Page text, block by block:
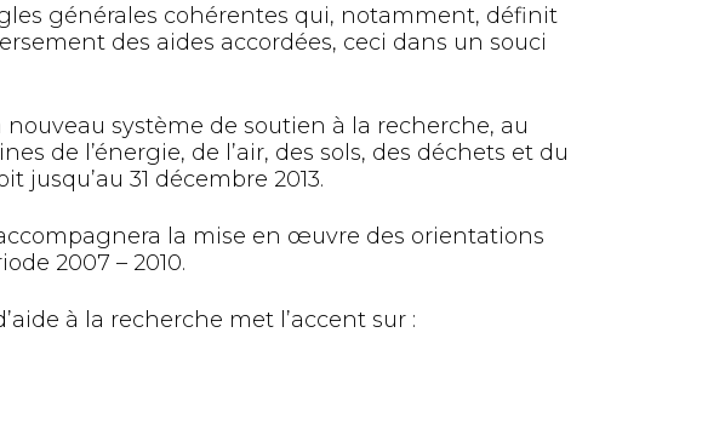
générales cohérentes qui, notamment, définit
des aides accordées, ceci dans un souci
nouveau système de soutien à la recherche, au
de l’énergie, de l’air, des sols, des déchets et du
jusqu’au 31 décembre 2013.
la mise en œuvre des orientations
2007 – 2010.
à la recherche met l’accent sur :